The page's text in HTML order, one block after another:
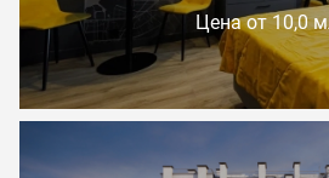
Цена от 10,0